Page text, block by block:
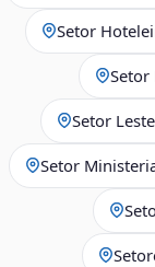
Setor
Setor
Setor
Setor